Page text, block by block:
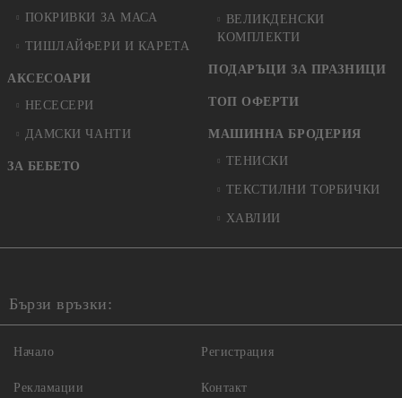
ПОКРИВКИ ЗА МАСА
ТИШЛАЙФЕРИ И КАРЕТА
АКСЕСОАРИ
НЕСЕСЕРИ
ДАМСКИ ЧАНТИ
ЗА БЕБЕТО
ВЕЛИКДЕНСКИ
КОМПЛЕКТИ
ПОДАРЪЦИ ЗА ПРАЗНИЦИ
ТОП ОФЕРТИ
МАШИННА БРОДЕРИЯ
ТЕНИСКИ
ТЕКСТИЛНИ ТОРБИЧКИ
ХАВЛИИ
Бързи връзки:
Начало
Рекламации
Регистрация
Контакт